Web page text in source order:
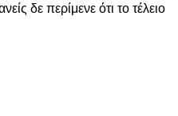
δε περίμενε ότι το τέλειο